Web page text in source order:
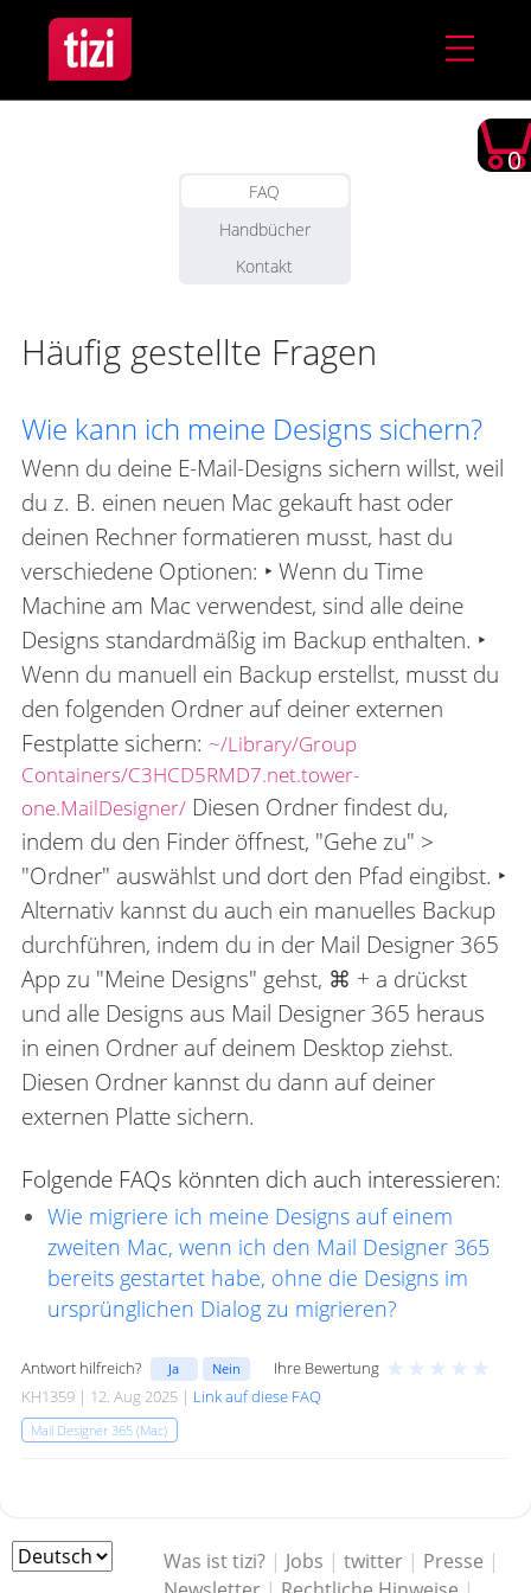
0
FAQ
Handbücher
Kontakt
Häufig gestellte Fragen
Wie kann ich meine Designs sichern?
Wenn du deine E-Mail-Designs sichern willst, weil
du z. B. einen neuen Mac gekauft hast oder
deinen Rechner formatieren musst, hast du
verschiedene Optionen: ‣ Wenn du Time
Machine am Mac verwendest, sind alle deine
Designs standardmäßig im Backup enthalten. ‣
Wenn du manuell ein Backup erstellst, musst du
den folgenden Ordner auf deiner externen
Festplatte sichern: ~/Library/Group
Containers/C3HCD5RMD7.net.tower-
one.MailDesigner/Diesen Ordner findest du,
indem du den Finder öffnest, "Gehe zu" >
"Ordner" auswählst und dort den Pfad eingibst. ‣
Alternativ kannst du auch ein manuelles Backup
durchführen, indem du in der Mail Designer 365
App zu "Meine Designs" gehst, ⌘ + a drückst
und alle Designs aus Mail Designer 365 heraus
in einen Ordner auf deinem Desktop ziehst.
Diesen Ordner kannst du dann auf deiner
externen Platte sichern.
Folgende FAQs könnten dich auch interessieren:
Wie migriere ich meine Designs auf einem
zweiten Mac, wenn ich den Mail Designer 365
bereits gestartet habe, ohne die Designs im
ursprünglichen Dialog zu migrieren?
Antwort hilfreich? Ja Nein Ihre Bewertung ★ ★ ★ ★ ★
KH1359 | 12. Aug 2025 | Link auf diese FAQ
Mail Designer 365 (Mac)
Was ist tizi? | Jobs |twitter | Presse |